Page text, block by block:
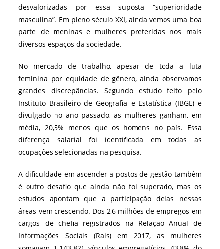
desvalorizadas por essa suposta “superioridade
masculina”. Em pleno século XXI, ainda vemos uma boa
parte de meninas e mulheres preteridas nos mais
diversos espaços da sociedade.
No mercado de trabalho, apesar de toda a luta
feminina por equidade de gênero, ainda observamos
grandes discrepâncias. Segundo estudo feito pelo
Instituto Brasileiro de Geografia e Estatística (IBGE) e
divulgado no ano passado, as mulheres ganham, em
média, 20,5% menos que os homens no país. Essa
diferença salarial foi identificada em todas as
ocupações selecionadas na pesquisa.
A dificuldade em ascender a postos de gestão também
é outro desafio que ainda não foi superado, mas os
estudos apontam que a participação delas nessas
áreas vem crescendo. Dos 2,6 milhões de empregos em
cargos de chefia registrados na Relação Anual de
Informações Sociais (Rais) em 2017, as mulheres